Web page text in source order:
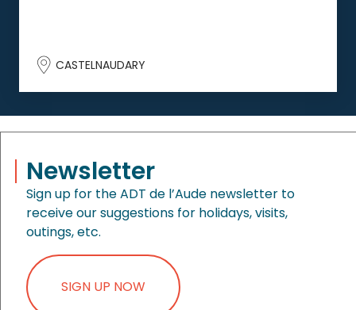
CASTELNAUDARY
Newsletter
Sign up for the ADT de l’Aude newsletter to
receive our suggestions for holidays, visits,
outings, etc.
SIGN UP NOW